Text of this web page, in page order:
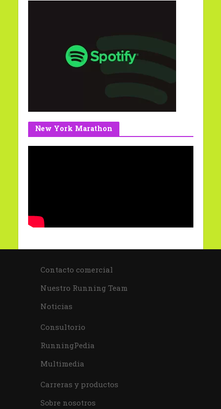
New York Marathon
Contacto comercial
Nuestro Running Team
Noticias
Consultorio
RunningPedia
Multimedia
Carreras y productos
Sobre nosotros